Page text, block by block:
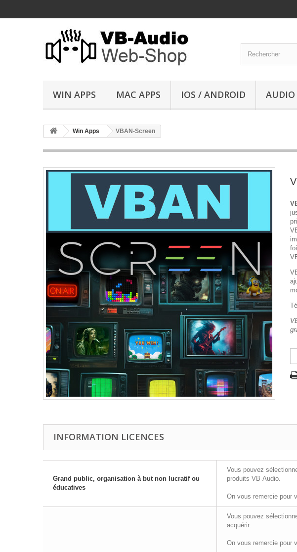
WIN APPS MAC APPS IOS / ANDROID AUDIO
Win Apps VBAN-Screen
INFORMATION LICENCES
Grand public, organisation à but non lucratif ou
éducatives
Vous pouvez
produits VB-Audio.
On vous remercie pour
Vous pouvez
acquérir.
On vous remercie pour